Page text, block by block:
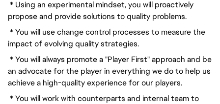
* Using an experimental mindset, you will proactively
propose and provide solutions to quality problems.
* You will use change control processes to measure the
impact of evolving quality strategies.
* You will always promote a "Player First" approach and be
an advocate for the player in everything we do to help us
achieve a high-quality experience for our players.
* You will work with counterparts and internal team to